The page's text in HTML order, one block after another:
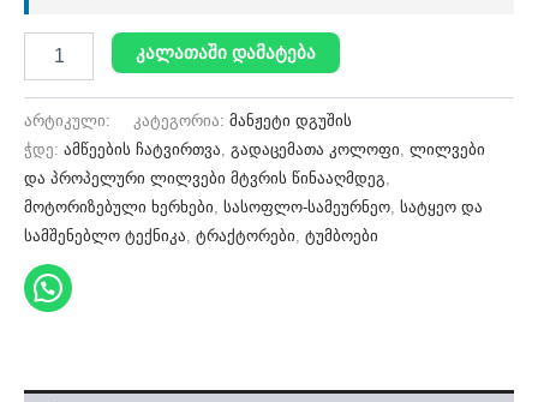
კალათაში დამატება
არტიკული: კატეგორია: მანჟეტი დგუშის
ჭდე: ამწეების ჩატვირთვა, გადაცემათა კოლოფი, ლილვები
და პროპელური ლილვები მტვრის წინააღმდეგ,
მოტორიზებული ხერხები, სასოფლო-სამეურნეო, სატყეო და
სამშენებლო ტექნიკა, ტრაქტორები, ტუმბოები